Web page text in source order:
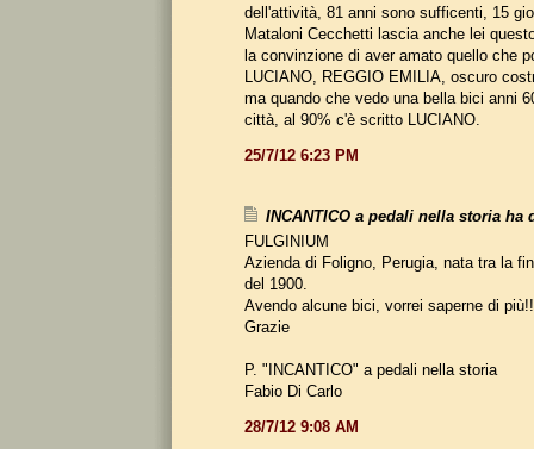
dell'attività, 81 anni sono sufficenti, 15
Mataloni Cecchetti lascia anche lei
la convinzione di aver amato quello che
LUCIANO, REGGIO EMILIA, oscuro
ma quando che vedo una bella bici anni
città, al 90% c'è scritto LUCIANO.
25/7/12 6:23 PM
INCANTICO a pedali nella storia ha
FULGINIUM
Azienda di Foligno, Perugia, nata tra la
del 1900.
Avendo alcune bici, vorrei saperne di
Grazie
P. "INCANTICO" a pedali nella storia
Fabio Di Carlo
28/7/12 9:08 AM